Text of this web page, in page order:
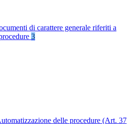
di carattere generale riferiti a
3
delle procedure (Art. 37